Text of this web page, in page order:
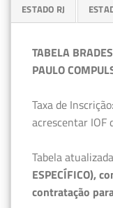
ESTADO RJ
TABELA
PAULO
Taxa de
acrescentar IOF
Tabela
ESPECÍFICO),
contratação